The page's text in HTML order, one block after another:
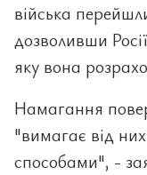
війська
дозволивши
яку вона
Намагання
"вимагає від
способами", -